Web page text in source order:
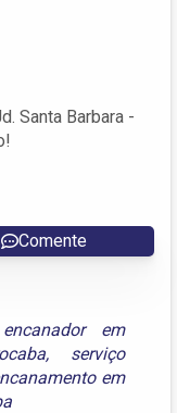
Santa Barbara -
Comente
encanador em
, serviço
em